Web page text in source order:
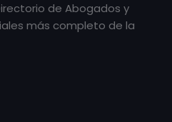
de Abogados y
más completo de la